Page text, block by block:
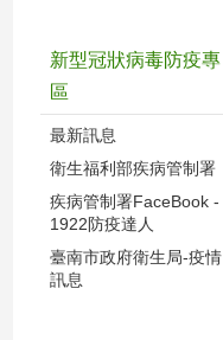
新型冠狀病毒防疫專
區
最新訊息
衛生福利部疾病管制署
疾病管制署FaceBook -
1922防疫達人
臺南市政府衛生局-疫情
訊息